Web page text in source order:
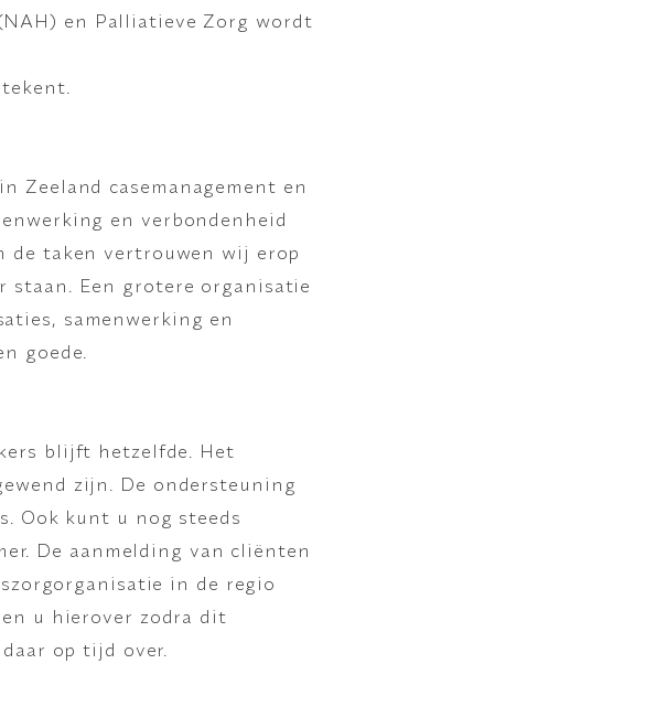
en Palliatieve Zorg wordt
Zeeland casemanagement en
en verbondenheid
de taken vertrouwen wij erop
staan. Een grotere organisatie
samenwerking en
goede.
blijft hetzelfde. Het
zijn. De ondersteuning
Ook kunt u nog steeds
De aanmelding van cliënten
in de regio
u hierover zodra dit
op tijd over.